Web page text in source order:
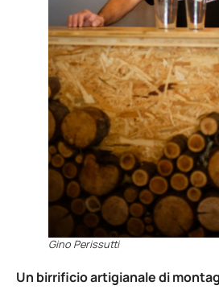
Gino Perissutti
Un birrificio artigianale di